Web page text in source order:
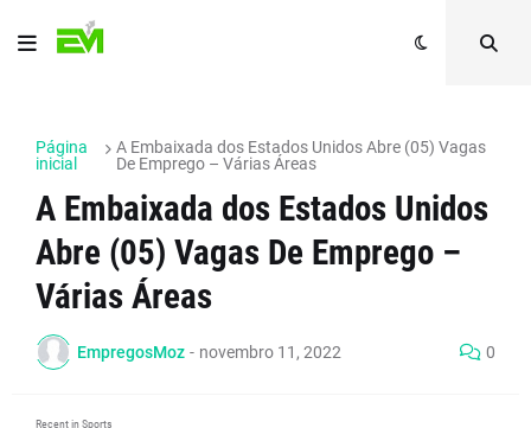
Página
inicial
A Embaixada dos Estados Unidos Abre (05) Vagas
De Emprego – Várias Áreas
A Embaixada dos Estados Unidos
Abre (05) Vagas De Emprego –
Várias Áreas
EmpregosMoz - novembro 11, 2022 0
Recent in Sports